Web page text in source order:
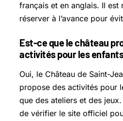
français et en anglais. Il est
réserver à l’avance pour
Est-ce que le château
activités pour les
Oui, le Château de Saint-
propose des activités pour
que des ateliers et des
de vérifier le site officiel